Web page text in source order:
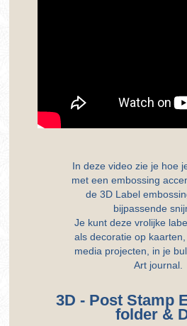
In deze video zie je hoe
met een embossing
de 3D Label
bijpassende
Je kunt deze vrolijke
als decoratie op
media projecten, in je
Art journal.
3D - Post Stamp
folder &